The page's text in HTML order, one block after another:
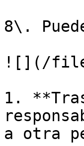
8\.
![](/
1.
a otra